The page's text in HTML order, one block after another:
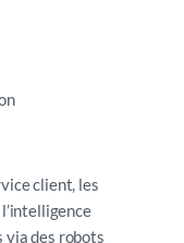
client, les
des robots